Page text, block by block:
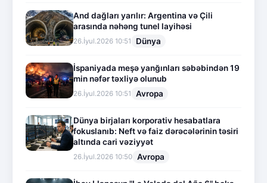
And dağları yarılır: Argentina və Çili
arasında nəhəng tunel layihəsi
26.İyul.2026 10:51 Dünya
İspaniyada meşə yanğınları səbəbindən 19
min nəfər təxliyə olunub
26.İyul.2026 10:51 Avropa
Dünya birjaları korporativ hesabatlara
fokuslanıb: Neft və faiz dərəcələrinin təsiri
altında cari vəziyyət
26.İyul.2026 10:50 Avropa